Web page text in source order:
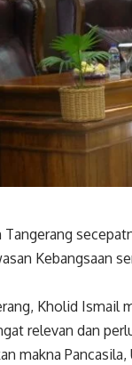
Kebangsaan
Kholid Ismail
relevan dan
makna